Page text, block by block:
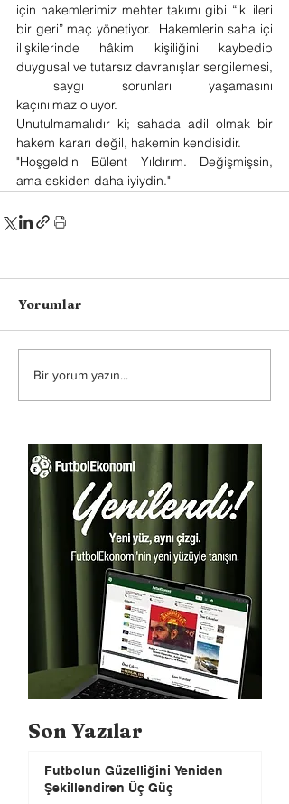
için hakemlerimiz mehter takımı gibi “iki ileri
bir geri” maç yönetiyor.  Hakemlerin saha içi
ilişkilerinde hâkim kişiliğini kaybedip
duygusal ve tutarsız davranışlar sergilemesi,
saygı sorunları yaşamasını
kaçınılmaz oluyor.
Unutulmamalıdır ki; sahada adil olmak bir
hakem kararı değil, hakemin kendisidir.
"Hoşgeldin Bülent Yıldırım. Değişmişsin,
ama eskiden daha iyiydin."
Yorumlar
Bir yorum yazın...
Son Yazılar
Futbolun Güzelliğini Yeniden
Şekillendiren Üç Güç